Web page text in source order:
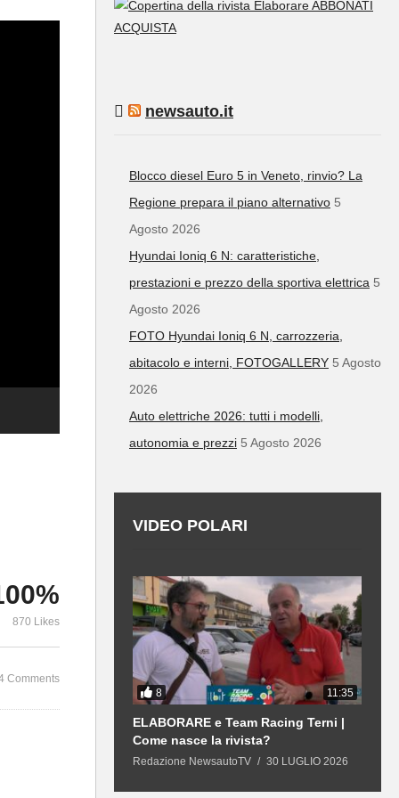
870 Likes
Comments
ABBONATI
ACQUISTA
newsauto.it
Blocco diesel Euro 5 in Veneto, rinvio? La
Regione prepara il piano alternativo 5
Agosto 2026
Hyundai Ioniq 6 N: caratteristiche,
prestazioni e prezzo della sportiva elettrica 5
Agosto 2026
FOTO Hyundai Ioniq 6 N, carrozzeria,
abitacolo e interni, FOTOGALLERY 5 Agosto
2026
Auto elettriche 2026: tutti i modelli,
autonomia e prezzi 5 Agosto 2026
VIDEO POLARI
8 11:35
ELABORARE e Team Racing Terni |
Come nasce la rivista?
Redazione NewsautoTV 30 LUGLIO 2026